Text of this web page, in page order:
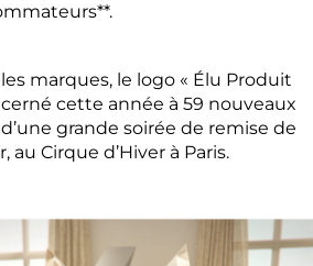
marques, le logo « Élu Produit
cette année à 59 nouveaux
grande soirée de remise de
au Cirque d’Hiver à Paris.